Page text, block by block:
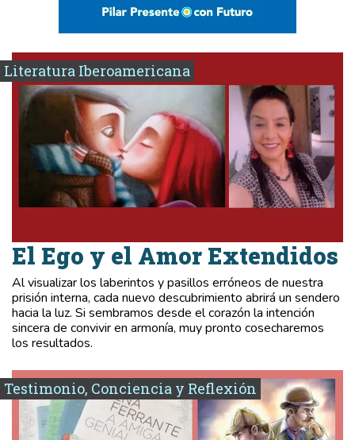
Literatura Iberoamericana
El Ego y el Amor Extendidos
Al visualizar los laberintos y pasillos erróneos de nuestra
prisión interna, cada nuevo descubrimiento abrirá un sendero
hacia la luz. Si sembramos desde el corazón la intención
sincera de convivir en armonía, muy pronto cosecharemos
los resultados.
Testimonio, Conciencia y Reflexión